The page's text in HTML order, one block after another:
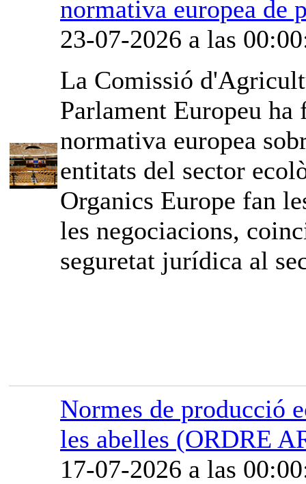
normativa europea de
23-07-2026 a las
La Comissió
Parlament Europeu
normativa europea
entitats del sector
Organics Europe fan
les negociacions,
seguretat jurídica al
Normes de producció
les abelles (ORDRE
17-07-2026 a las